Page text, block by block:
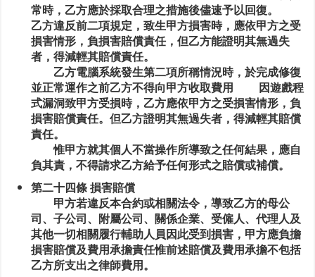
常時，乙方應於採取合理之措施後儘速予以回復。
乙方違反前二項規定，致生甲方損害時，應依甲方之受
損害情形，負損害賠償責任，但乙方能證明其無過失
者，得減輕其賠償責任。
乙方電腦系統發生第二項所稱情況時，於完成修復
並正常運作之前乙方不得向甲方收取費用 因遊戲程
式漏洞致甲方受損時，乙方應依甲方之受損害情形，負
損害賠償責任。但乙方證明其無過失者，得減輕其賠償
責任。
惟甲方就其個人不當操作所導致之任何結果，應自
負其責，不得請求乙方給予任何形式之賠償或補償。
第二十四條 損害賠償
甲方若違反本合約或相關法令，導致乙方的母公
司、子公司、附屬公司、關係企業、受僱人、代理人及
其他一切相關履行輔助人員因此受到損害，甲方應負擔
損害賠償及費用承擔責任惟前述賠償及費用承擔不包括
乙方所支出之律師費用。